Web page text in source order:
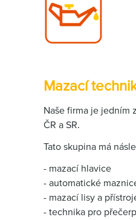
Mazací
Naše firma je jedním
ČR a SR.
Tato skupina má
- mazací hlavice
- automatické
- mazací lisy a
- technika pro